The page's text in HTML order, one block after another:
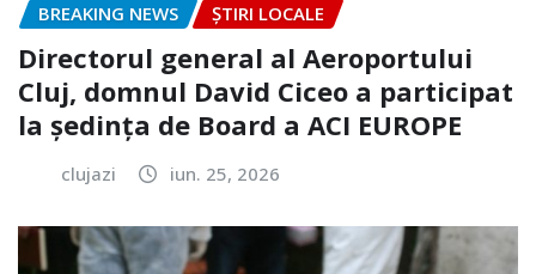
BREAKING NEWS ȘTIRI LOCALE
Directorul general al Aeroportului
Cluj, domnul David Ciceo a participat
la ședința de Board a ACI EUROPE
clujazi iun. 25, 2026